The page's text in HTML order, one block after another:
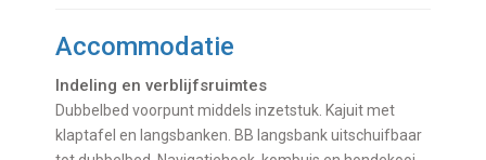
Accommodatie
Indeling en verblijfsruimtes
Dubbelbed voorpunt middels inzetstuk. Kajuit met
klaptafel en langsbanken. BB langsbank uitschuifbaar